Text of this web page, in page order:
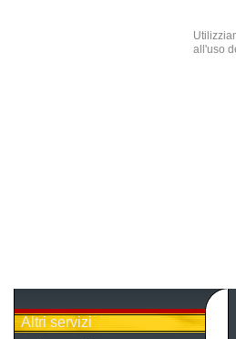
all'uso
Altri servizi